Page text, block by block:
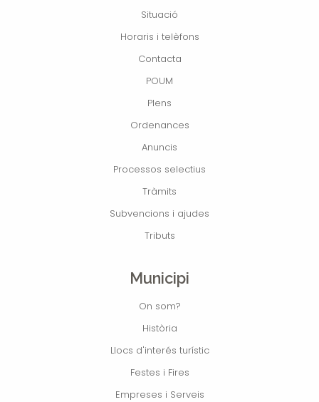
Situació
Horaris i telèfons
Contacta
POUM
Plens
Ordenances
Anuncis
Processos selectius
Tràmits
Subvencions i ajudes
Tributs
Municipi
On som?
Història
Llocs d'interés turístic
Festes i Fires
Empreses i Serveis